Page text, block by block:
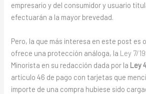
empresario y del consumidor y usuario
efectuarán a la mayor brevedad.
Pero, la que más interesa en este post es
ofrece una protección análoga, la Ley 7/
Minorista en su redacción dada por la Ley
artículo 46 de pago con tarjetas que
importe de una compra hubiese sido